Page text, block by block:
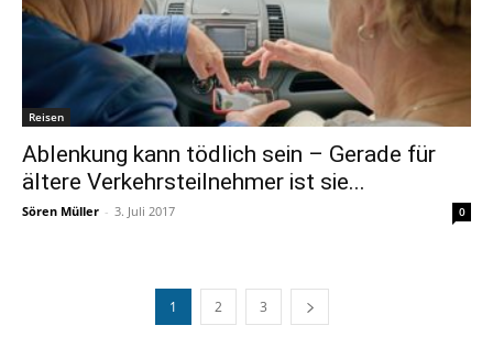
Reisen
Ablenkung kann tödlich sein – Gerade für
ältere Verkehrsteilnehmer ist sie...
Sören Müller - 3. Juli 2017 0
1 2 3